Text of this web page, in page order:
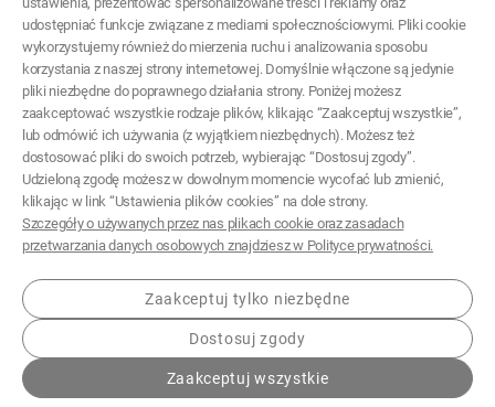
Pomoc
Płatności i dostawa
Informacje
O nas
Styl graficzny ShopGadget.pl
Sklep internetowy Shoper.pl
udostępniać funkcje związane z mediami społecznościowymi. Pliki cookie
wykorzystujemy również do mierzenia ruchu i analizowania sposobu
korzystania z naszej strony internetowej. Domyślnie włączone są jedynie
pliki niezbędne do poprawnego działania strony. Poniżej możesz
zaakceptować wszystkie rodzaje plików, klikając “Zaakceptuj wszystkie”,
lub odmówić ich używania (z wyjątkiem niezbędnych). Możesz też
dostosować pliki do swoich potrzeb, wybierając “Dostosuj zgody”.
Udzieloną zgodę możesz w dowolnym momencie wycofać lub zmienić,
klikając w link “Ustawienia plików cookies” na dole strony.
Szczegóły o używanych przez nas plikach cookie oraz zasadach
przetwarzania danych osobowych znajdziesz w Polityce prywatności.
Zaakceptuj tylko niezbędne
Dostosuj zgody
Zaakceptuj wszystkie